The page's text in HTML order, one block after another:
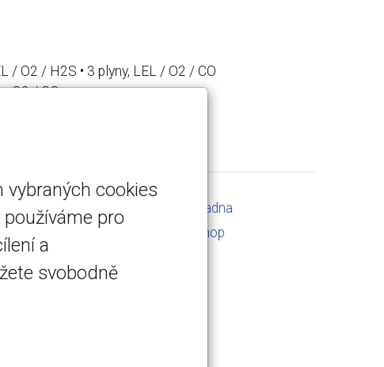
/ O2 / H2S • 3 plyny, LEL / O2 / CO
O2 / CO
Servis a kalibrace
Poradna
E-shop
cookies
pro
a
svobodně